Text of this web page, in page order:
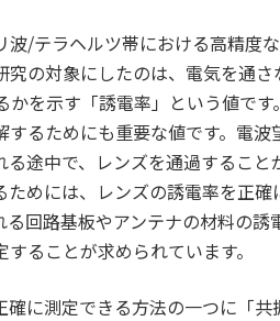
波/テラヘルツ帯における高精度な
の対象にしたのは、電気を通さ
を示す「誘電率」という値です。
るためにも重要な値です。電波
途中で、レンズを通過すること
めには、レンズの誘電率を正確
回路基板やアンテナの材料の誘
ることが求められています。
に測定できる方法の一つに「共